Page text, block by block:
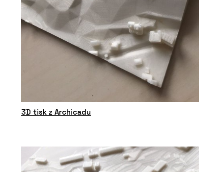
3D tisk z Archicadu